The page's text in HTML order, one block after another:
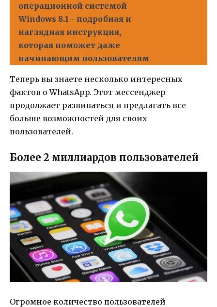
операционной системой
Windows 8.1 - подробная и
наглядная инструкция,
которая поможет даже
начинающим пользователям
Теперь вы знаете несколько интересных
фактов о WhatsApp. Этот мессенджер
продолжает развиваться и предлагать все
больше возможностей для своих
пользователей.
Более 2 миллиардов пользователей
Огромное количество пользователей